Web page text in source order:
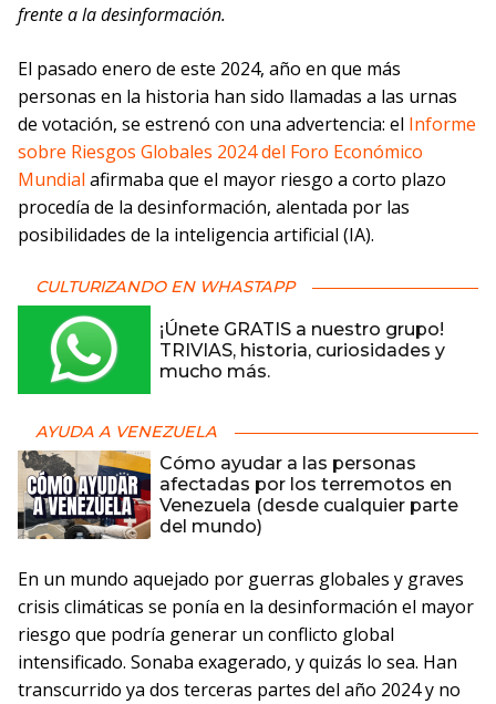
frente a la desinformación.
El pasado enero de este 2024, año en que más
personas en la historia han sido llamadas a las urnas
de votación, se estrenó con una advertencia: el Informe
sobre Riesgos Globales 2024 del Foro Económico
Mundial afirmaba que el mayor riesgo a corto plazo
procedía de la desinformación, alentada por las
posibilidades de la inteligencia artificial (IA).
CULTURIZANDO EN WHASTAPP
¡Únete GRATIS a nuestro grupo!
TRIVIAS, historia, curiosidades y
mucho más.
AYUDA A VENEZUELA
Cómo ayudar a las personas
afectadas por los terremotos en
Venezuela (desde cualquier parte
del mundo)
En un mundo aquejado por guerras globales y graves
crisis climáticas se ponía en la desinformación el mayor
riesgo que podría generar un conflicto global
intensificado. Sonaba exagerado, y quizás lo sea. Han
transcurrido ya dos terceras partes del año 2024 y no